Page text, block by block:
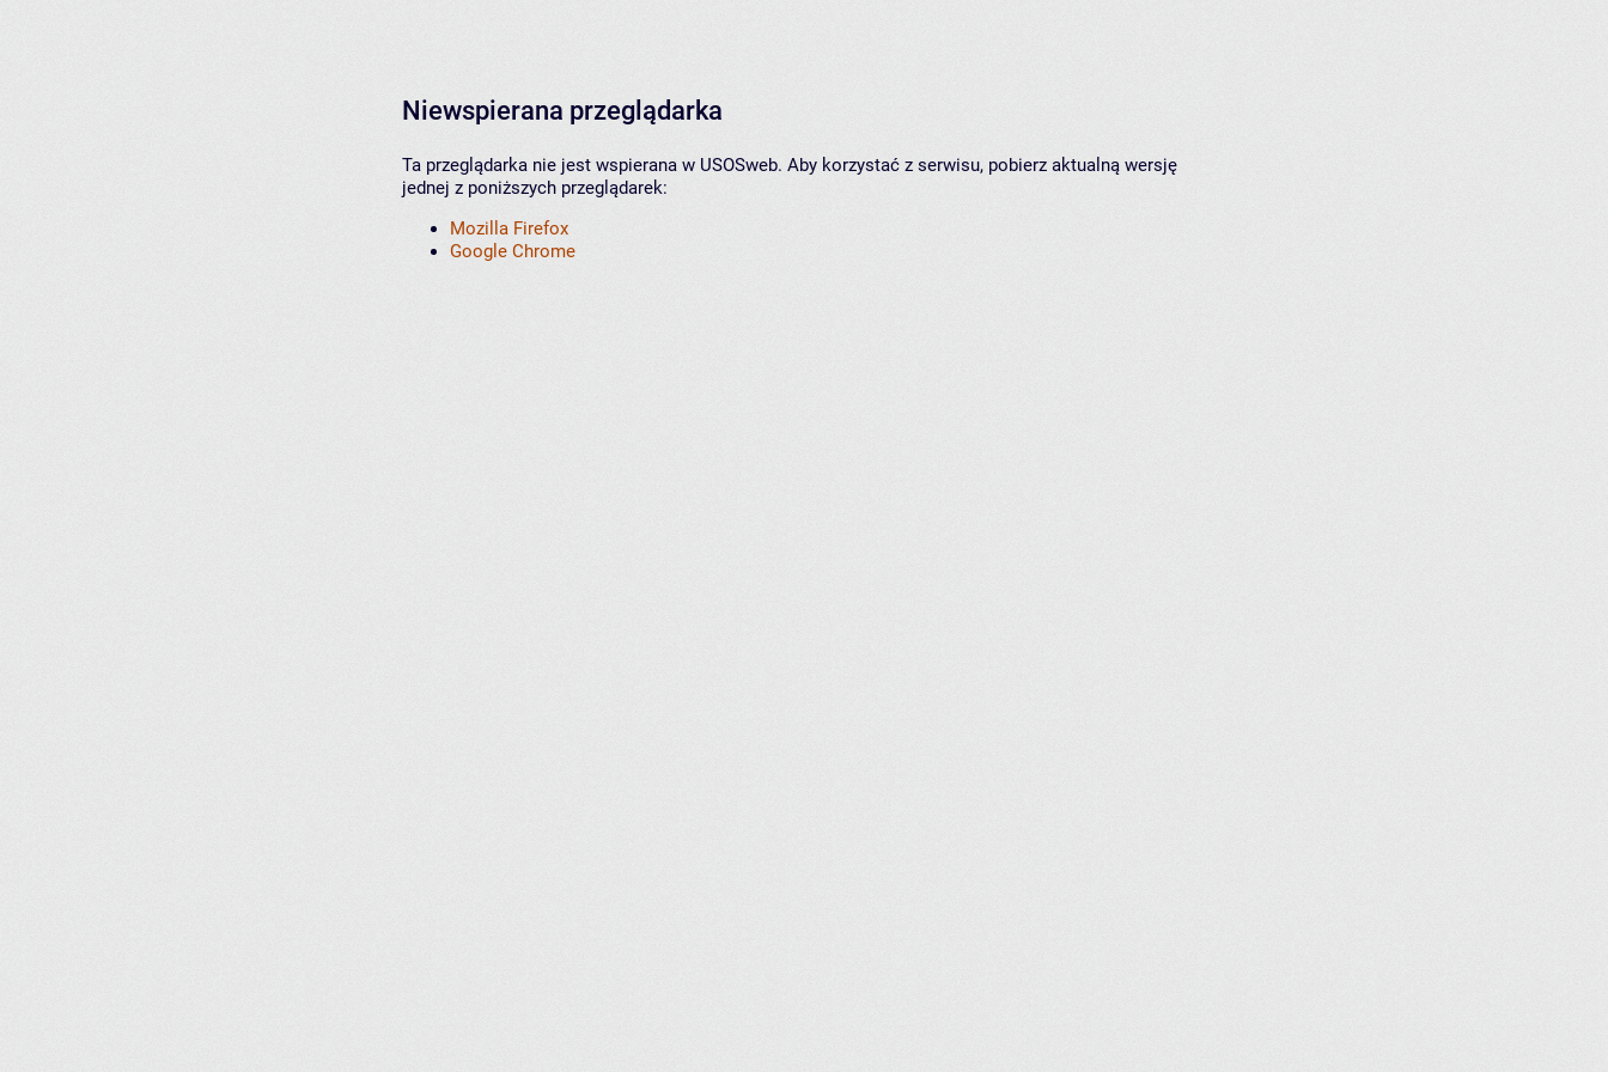
Niewspierana przeglądarka
Ta przeglądarka nie jest wspierana w USOSweb. Aby korzystać z serwisu, pobierz aktualną wersję
jednej z poniższych przeglądarek:
Mozilla Firefox
Google Chrome